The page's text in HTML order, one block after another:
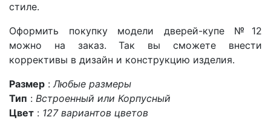
стиле.
Оформить покупку модели дверей-купе №12
можно на заказ. Так вы сможете внести
коррективы в дизайн и конструкцию изделия.
Размер :Любые размеры
Тип : Встроенный или Корпусный
Цвет : 127 вариантов цветов